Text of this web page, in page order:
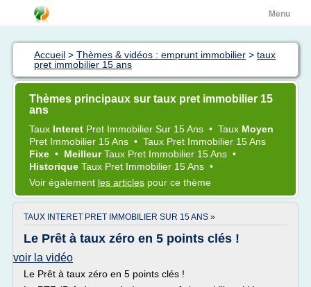
Menu
Accueil > Thèmes & vidéos : emprunt immobilier > taux
pret immobilier 15 ans
Thèmes principaux sur taux pret immobilier 15
ans
Taux Interet Pret Immobilier Sur 15 Ans • Taux Moyen
Pret Immobilier 15 Ans • Taux Pret Immobilier 15 Ans
Fixe • MeilleurTaux Pret Immobilier 15 Ans •
Historique Taux Pret Immobilier 15 Ans •
Voir également les articles pour ce thème
TAUX INTERET PRET IMMOBILIER SUR 15 ANS »
Le Prêt à taux zéro en 5 points clés !
voir la vidéo
Le Prêt à taux zéro en 5 points clés !